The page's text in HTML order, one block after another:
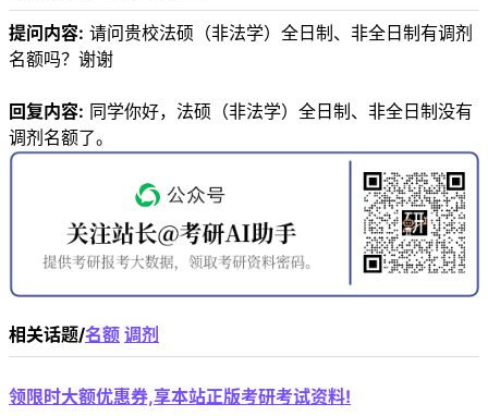
提问内容: 请问贵校法硕（非法学）全日制、非全日制有调剂
名额吗？谢谢
回复内容: 同学你好，法硕（非法学）全日制、非全日制没有
调剂名额了。
相关话题/名额 调剂
领限时大额优惠券,享本站正版考研考试资料!